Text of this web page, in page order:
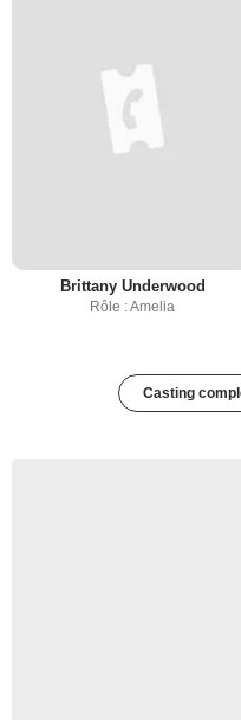
Brittany Underwood
Rôle : Amelia
Casting